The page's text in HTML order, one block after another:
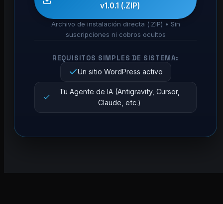
v1.0.1 (.ZIP)
Archivo de instalación directa (.ZIP) • Sin
suscripciones ni cobros ocultos
REQUISITOS SIMPLES DE SISTEMA:
Un sitio WordPress activo
Tu Agente de IA (Antigravity, Cursor,
Claude, etc.)